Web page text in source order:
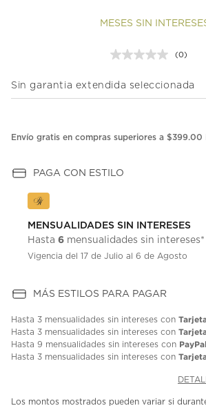
MESES SIN
Sin
Enlace
(0)
Sin garantia extendida seleccionada
Envío gratis en compras superiores a $399.00
PAGA CON ESTILO
MENSUALIDADES SIN INTERESES
Hasta 6 mensualidades sin
Vigencia del 17 de Julio al 6 de Agosto
MÁS ESTILOS PARA PAGAR
Hasta 3 mensualidades sin intereses con
Hasta 3 mensualidades sin intereses con
Hasta 9 mensualidades sin intereses con PayPal
Hasta 3 mensualidades sin intereses con
Los montos mostrados pueden variar si